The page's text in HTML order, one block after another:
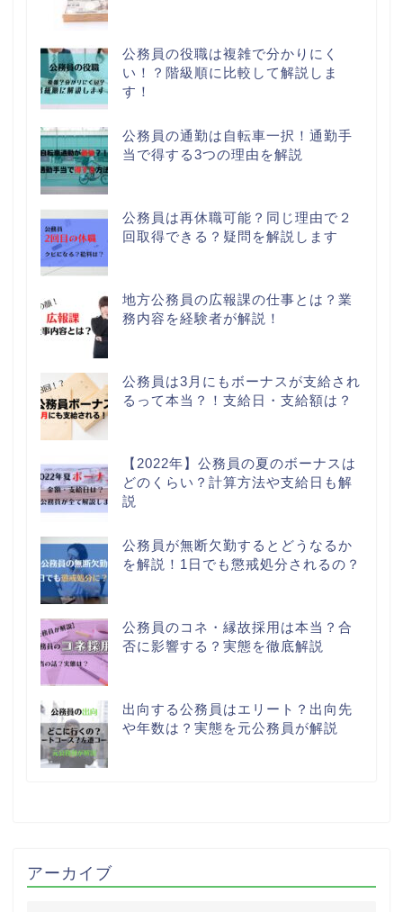
公務員の役職は複雑で分かりにく
い！？階級順に比較して解説しま
す！
公務員の通勤は自転車一択！通勤手
当で得する3つの理由を解説
公務員は再休職可能？同じ理由で２
回取得できる？疑問を解説します
地方公務員の広報課の仕事とは？業
務内容を経験者が解説！
公務員は3月にもボーナスが支給され
るって本当？！支給日・支給額は？
【2022年】公務員の夏のボーナスは
どのくらい？計算方法や支給日も解
説
公務員が無断欠勤するとどうなるか
を解説！1日でも懲戒処分されるの？
公務員のコネ・縁故採用は本当？合
否に影響する？実態を徹底解説
出向する公務員はエリート？出向先
や年数は？実態を元公務員が解説
アーカイブ